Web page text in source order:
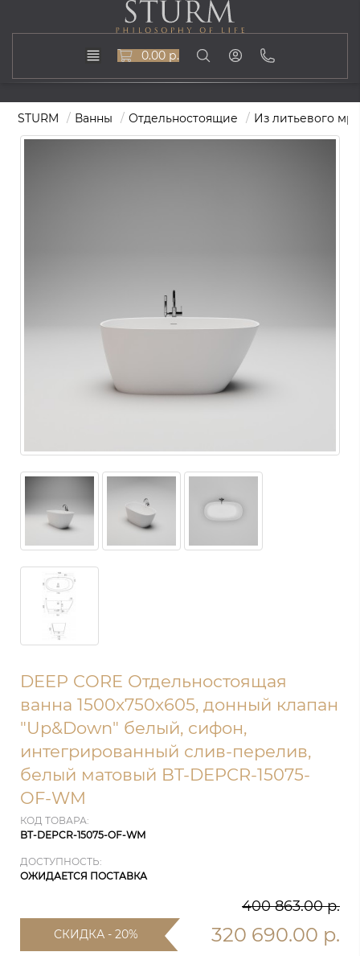
0.00 р.
STURM Ванны Отдельностоящие Из литьевого
DEEP CORE Отдельностоящая
ванна 1500x750х605, донный клапан
"Up&Down" белый, сифон,
интегрированный слив-перелив,
белый матовый BT-DEPCR-15075-
OF-WM
КОД ТОВАРА:
BT-DEPCR-15075-OF-WM
ДОСТУПНОСТЬ:
ОЖИДАЕТСЯ ПОСТАВКА
400 863.00 р.
СКИДКА - 20% 320 690.00 р.